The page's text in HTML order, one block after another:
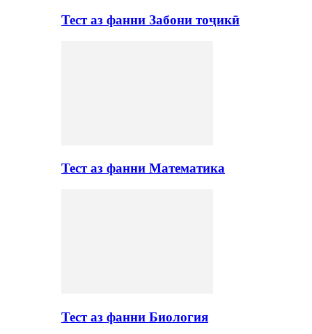
Тест аз фанни Забони тоҷикӣ
Тест аз фанни Математика
Тест аз фанни Биология